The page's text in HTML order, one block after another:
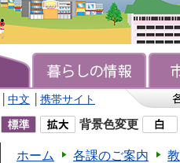
中文 携帯サイト
背景色変更
ホーム 各課のご案内